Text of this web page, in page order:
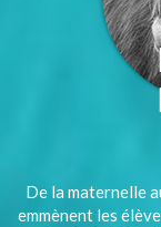
De la maternelle
emmènent les